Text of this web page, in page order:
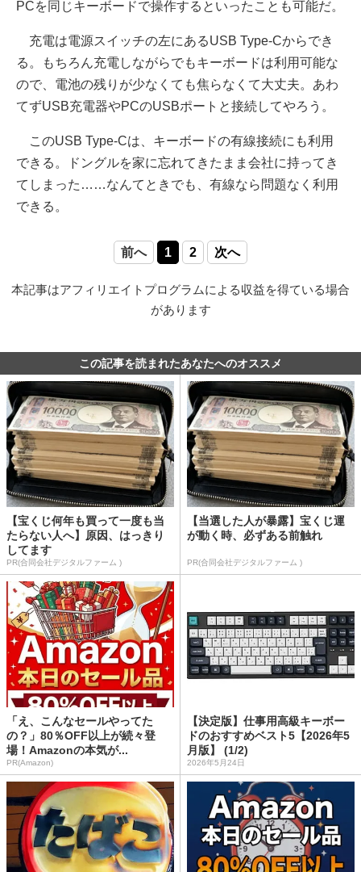
PCを同じキーボードで操作するといったことも可能だ。
充電は電源スイッチの左にあるUSB Type-Cからでき
る。もちろん充電しながらでもキーボードは利用可能な
ので、電池の残りが少なくても焦らなくて大丈夫。あわ
てずUSB充電器やPCのUSBポートと接続してやろう。
このUSB Type-Cは、キーボードの有線接続にも利用
できる。ドングルを家に忘れてきたまま会社に持ってき
てしまった……なんてときでも、有線なら問題なく利用
できる。
前へ 1 2 次へ
本記事はアフィリエイトプログラムによる収益を得ている場合
があります
この記事を読まれたあなたへのオススメ
【宝くじ何年も買って一度も当
たらない人へ】原因、はっきり
してます
PR(合同会社デジタルファーム )
【当選した人が暴露】宝くじ運
が動く時、必ずある前触れ
PR(合同会社デジタルファーム )
「え、こんなセールやってた
の？」80％OFF以上が続々登
場！Amazonの本気が...
PR(Amazon)
【決定版】仕事用高級キーボー
ドのおすすめベスト5【2026年5
月版】 (1/2)
2026年5月24日